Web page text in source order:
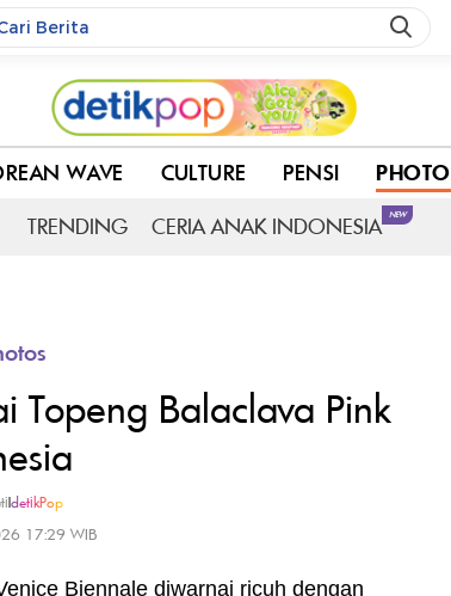
WAVE CULTURE PENSI PHOTO
TRENDING
CERIA ANAK INDONESIA NEW
Topeng Balaclava Pink
|detikPop
17:29 WIB
Biennale diwarnai ricuh dengan